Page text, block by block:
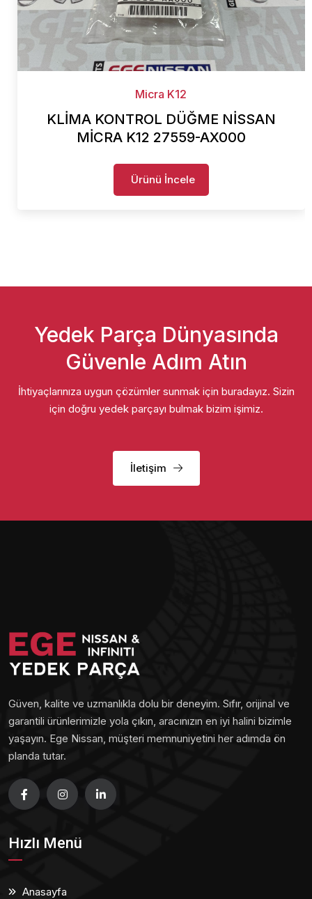
Micra K12
KLİMA KONTROL DÜĞME NİSSAN
MİCRA K12 27559-AX000
Ürünü İncele
Yedek Parça Dünyasında
Güvenle Adım Atın
İhtiyaçlarınıza uygun çözümler sunmak için buradayız. Sizin
için doğru yedek parçayı bulmak bizim işimiz.
İletişim
Güven, kalite ve uzmanlıkla dolu bir deneyim. Sıfır, orijinal ve
garantili ürünlerimizle yola çıkın, aracınızın en iyi halini bizimle
yaşayın. Ege Nissan, müşteri memnuniyetini her adımda ön
planda tutar.
Hızlı Menü
Anasayfa